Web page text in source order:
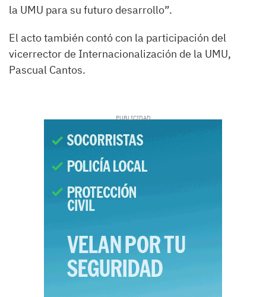
la UMU para su futuro desarrollo”.
El acto también contó con la participación del
vicerrector de Internacionalización de la UMU,
Pascual Cantos.